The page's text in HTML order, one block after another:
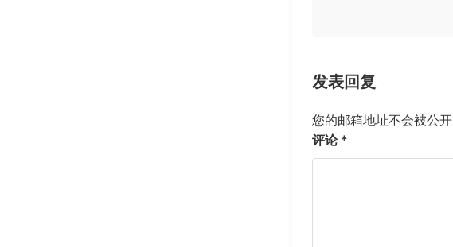
发表回复
您的邮箱地址不会被公开
评论 *